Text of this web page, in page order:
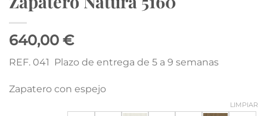
640,00 €
REF. 041 Plazo de entrega de 5 a 9 semanas
Zapatero con espejo
LIMPIAR